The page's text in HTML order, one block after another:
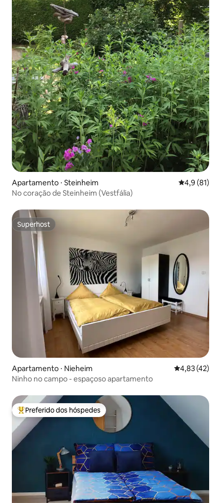
Apartamento ⋅ Steinheim 4,9 de uma
4,9 (81)
No coração de Steinheim (Vestfália)
Superhost
Superhost
Apartamento ⋅ Nieheim 4,83 de uma
4,83 (42)
Ninho no campo - espaçoso apartamento
Entre os melhores preferidos dos hóspedes
Preferido dos hóspedes